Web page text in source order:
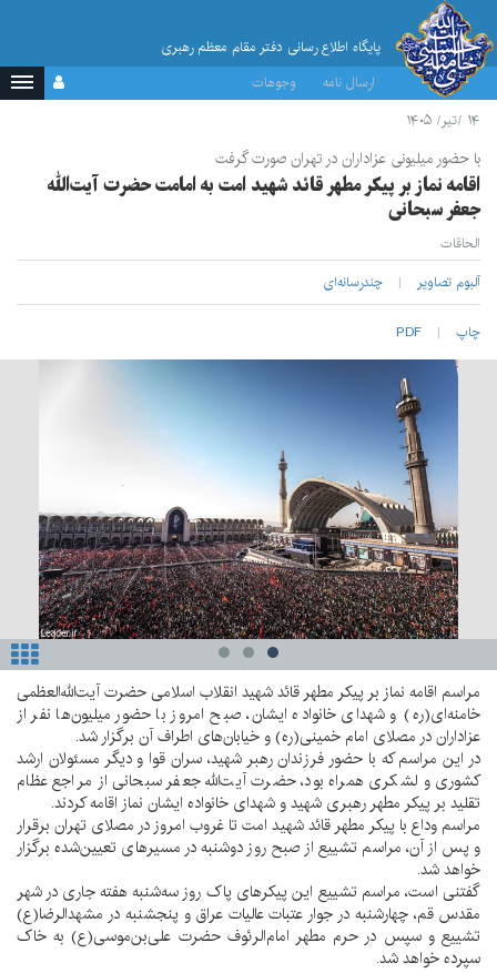
پایگاه اطلاع رسانی دفتر مقام معظم رهبری
ارسال نامه
وجوهات
۱۴ /تیر/ ۱۴۰۵
با حضور میلیونی عزاداران در تهران صورت گرفت
اقامه نماز بر پیکر مطهر قائد شهید امت به امامت حضرت آیت‌الله
جعفر سبحانی
الحاقات
آلبوم تصاویر
چندرسانه‌ای
چاپ PDF
مراسم اقامه نماز بر پیکر مطهر قائد شهید انقلاب اسلامی حضرت آیت‌الله‌العظمی
خامنه‌ای(ره) و شهدای خانواده ایشان، صبح امروز با حضور میلیون‌ها نفر از
عزاداران در مصلای امام خمینی(ره) و خیابان‌های اطراف آن برگزار شد.
در این مراسم که با حضور فرزندان رهبر شهید، سران قوا و دیگر مسئولان ارشد
کشوری و لشکری همراه بود، حضرت آیت‌الله جعفر سبحانی از مراجع عظام
تقلید بر پیکر مطهر رهبری شهید و شهدای خانواده ایشان نماز اقامه کردند.
مراسم وداع با پیکر مطهر قائد شهید امت تا غروب امروز در مصلای تهران برقرار
و پس از آن، مراسم تشییع از صبح روز دوشنبه در مسیرهای تعیین‌شده برگزار
خواهد شد.
گفتنی است، مراسم تشییع این پیکرهای پاک روز سه‌شنبه هفته جاری در شهر
مقدس قم، چهارشنبه در جوار عتبات عالیات عراق و پنجشنبه در مشهدالرضا(ع)
تشییع و سپس در حرم مطهر امام‌الرئوف حضرت علی‌بن‌موسی‌(ع) به خاک
سپرده خواهد شد.